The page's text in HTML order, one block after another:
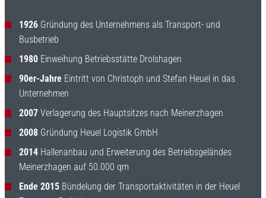
1926 Gründung des Unternehmens als Transport- und
Busbetrieb
1980 Einweihung Betriebsstätte Drolshagen
90er-Jahre Eintritt von Christoph und Stefan Heuel in das
Unternehmen
2007 Verlagerung des Hauptsitzes nach Meinerzhagen
2008 Gründung Heuel Logistik GmbH
2014 Hallenanbau und Erweiterung des Betriebsgeländes
Meinerzhagen auf 50.000 qm
Ende 2015 Bündelung der Transportaktivitäten in der Heuel